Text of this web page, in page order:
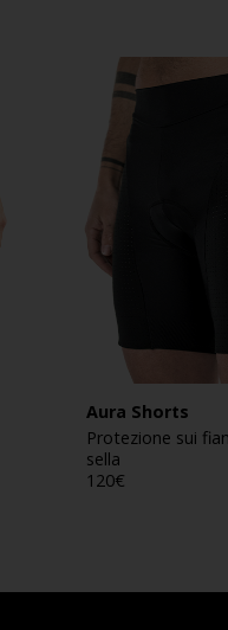
Aura Shorts
Protezione sui
sella
120€